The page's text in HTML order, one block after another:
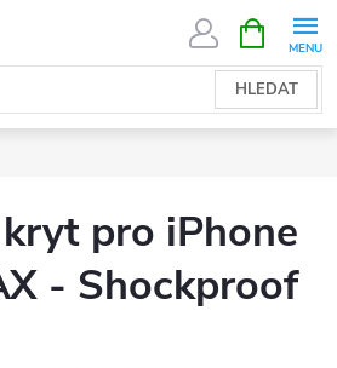
HLEDAT
NÁKUPNÍ
KOŠÍK
pro iPhone
- Shockproof